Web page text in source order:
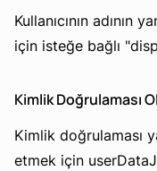
Kullanıcının
için isteğe bağlı
Kimlik Doğrulaması
Kimlik doğrulaması
etmek için